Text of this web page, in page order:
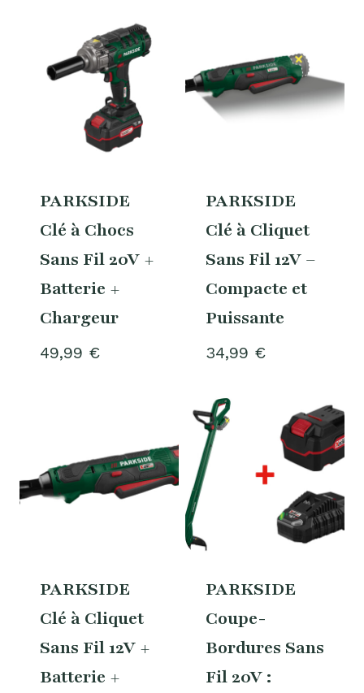
PARKSIDE
Clé à Chocs
Sans Fil 20V +
Batterie +
Chargeur
49,99 €
PARKSIDE
Clé à Cliquet
Sans Fil 12V –
Compacte et
Puissante
34,99 €
PARKSIDE
Clé à Cliquet
Sans Fil 12V +
Batterie +
PARKSIDE
Coupe-
Bordures Sans
Fil 20V :